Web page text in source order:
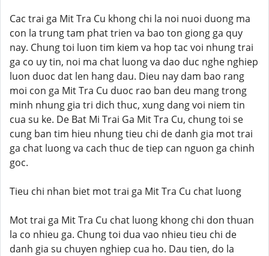
Cac trai ga Mit Tra Cu khong chi la noi nuoi duong ma
con la trung tam phat trien va bao ton giong ga quy
nay. Chung toi luon tim kiem va hop tac voi nhung trai
ga co uy tin, noi ma chat luong va dao duc nghe nghiep
luon duoc dat len hang dau. Dieu nay dam bao rang
moi con ga Mit Tra Cu duoc rao ban deu mang trong
minh nhung gia tri dich thuc, xung dang voi niem tin
cua su ke. De Bat Mi Trai Ga Mit Tra Cu, chung toi se
cung ban tim hieu nhung tieu chi de danh gia mot trai
ga chat luong va cach thuc de tiep can nguon ga chinh
goc.
Tieu chi nhan biet mot trai ga Mit Tra Cu chat luong
Mot trai ga Mit Tra Cu chat luong khong chi don thuan
la co nhieu ga. Chung toi dua vao nhieu tieu chi de
danh gia su chuyen nghiep cua ho. Dau tien, do la